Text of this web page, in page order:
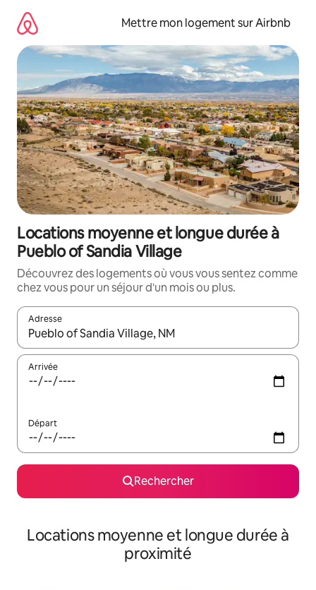
directement
contenu
Mettre mon logement sur Airbnb
Locations moyenne et longue durée à
Pueblo of Sandia Village
Découvrez des logements où vous vous sentez comme
chez vous pour un séjour d'un mois ou plus.
Adresse
Lorsque les résultats s'affichent, utilisez les flèches vers le
Arrivée
Départ
Rechercher
Locations moyenne et longue durée à
proximité